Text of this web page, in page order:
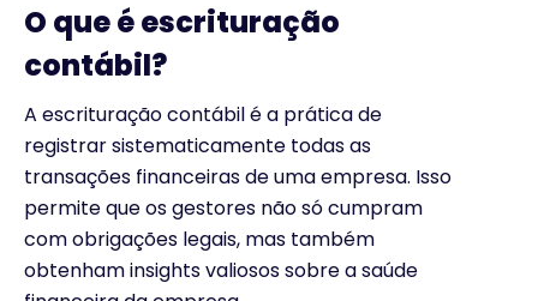
O que é escrituração
contábil?
A escrituração contábil é a prática de
registrar sistematicamente todas as
transações financeiras de uma empresa. Isso
permite que os gestores não só cumpram
com obrigações legais, mas também
obtenham insights valiosos sobre a saúde